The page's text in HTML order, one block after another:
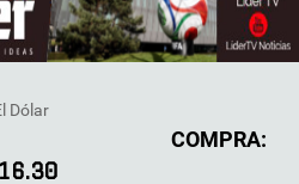
Dólar
COMPRA: